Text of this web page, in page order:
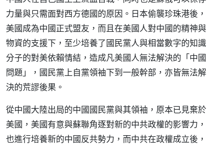
力量與只需面對西方德國的原因。日本偷襲珍珠港後，
美國成為中國正式盟友，而且在美國人對中國的精神與
物資的支援下，至少培養了國民黨人與相當數字的知識
分子的對美依賴情結，造成凡美國人無法解決的「中國
問題」，國民黨上自黨領袖下到一般幹部，亦皆無法解
決的荒謬後果。
從中國大陸出局的中國國民黨與其領袖，原本已見棄於
美國，美國有意與蘇聯角逐對新的中共政權的影響力，
也進行培養新的中國反共勢力，而中共在政權成立後，